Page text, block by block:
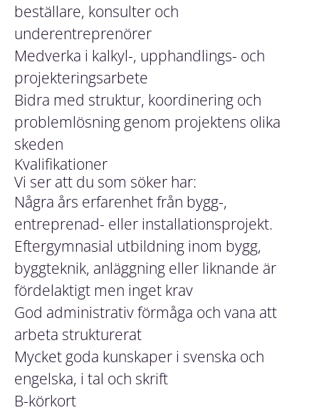
beställare, konsulter och
underentreprenörer
Medverka i kalkyl-, upphandlings- och
projekteringsarbete
Bidra med struktur, koordinering och
problemlösning genom projektens olika
skeden
Kvalifikationer
Vi ser att du som söker har:
Några års erfarenhet från bygg-,
entreprenad- eller installationsprojekt.
Eftergymnasial utbildning inom bygg,
byggteknik, anläggning eller liknande är
fördelaktigt men inget krav
God administrativ förmåga och vana att
arbeta strukturerat
Mycket goda kunskaper i svenska och
engelska, i tal och skrift
B-körkort